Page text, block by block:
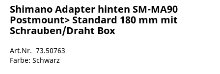
Shimano Adapter hinten SM-MA90
Postmount> Standard 180 mm mit
Schrauben/Draht Box
Art.Nr. 73.50763
Farbe: Schwarz